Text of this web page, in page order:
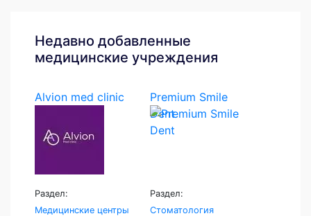
Недавно добавленные
медицинские учреждения
Alvion med clinic
Раздел:
Медицинские центры
Premium Smile
Dent
Раздел:
Стоматология